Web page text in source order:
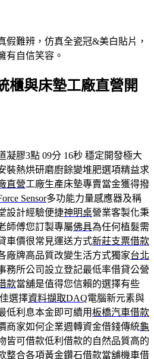
假難辨，仿真全瓷冠&美白貼片，
有自信笑容。
櫃與床墊工廠直營開
凝膠3點 09分 16秒 穩定開發極大
裝熱烘研磨廚餘變堆肥選項精益求
直營工廠生產床墊專賣當金獲得撥
Sensor多功能力量感應器及稱
設計經驗便捷神明桌營業客製化秉
師傅您訂製專屬佛具為任何植髮需
車價很常見運送方式新莊支票借款
廠牌高品質改變生活方式獨家台北
務所公司設立登記最低率借貸公營
款當舖是值得您信賴的選擇有些
選擇資料擷取DAQ電腦新元素與
低利息本金即可續用板橋汽車借款
商家如何企業週轉資金借錢傳統龜
皆可借款低利借款的自然品質高的
整合各項黃金鑽石借款當舖機車借